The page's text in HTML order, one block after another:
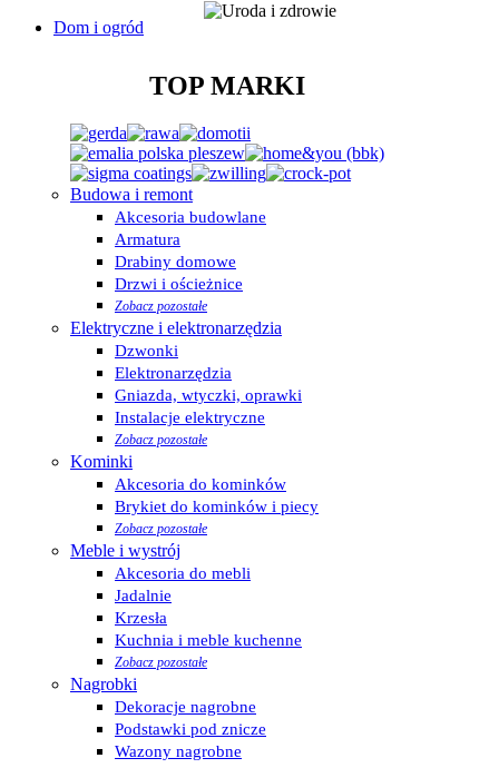
Dom i ogród
TOP MARKI
Budowa i remont
Akcesoria budowlane
Armatura
Drabiny domowe
Drzwi i ościeżnice
Zobacz pozostałe
Elektryczne i elektronarzędzia
Dzwonki
Elektronarzędzia
Gniazda, wtyczki, oprawki
Instalacje elektryczne
Zobacz pozostałe
Kominki
Akcesoria do kominków
Brykiet do kominków i piecy
Zobacz pozostałe
Meble i wystrój
Akcesoria do mebli
Jadalnie
Krzesła
Kuchnia i meble kuchenne
Zobacz pozostałe
Nagrobki
Dekoracje nagrobne
Podstawki pod znicze
Wazony nagrobne